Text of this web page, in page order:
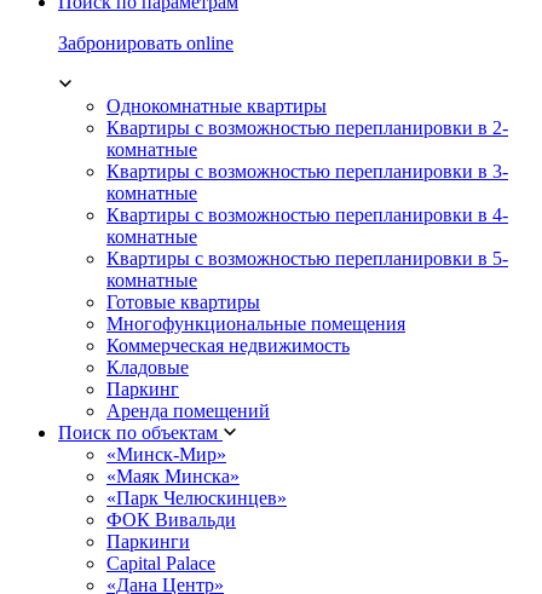
Забронировать online
Однокомнатные квартиры
Квартиры с возможностью перепланировки в 2-
комнатные
Квартиры с возможностью перепланировки в 3-
комнатные
Квартиры с возможностью перепланировки в 4-
комнатные
Квартиры с возможностью перепланировки в 5-
комнатные
Готовые квартиры
Многофункциональные помещения
Коммерческая недвижимость
Кладовые
Паркинг
Аренда помещений
Поиск по объектам
«Минск-Мир»
«Маяк Минска»
«Парк Челюскинцев»
ФОК Вивальди
Паркинги
Capital Palace
«Дана Центр»